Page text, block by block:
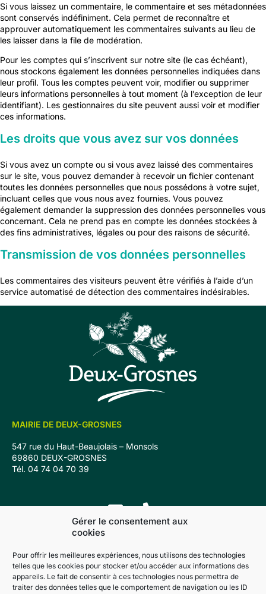
Gérer le consentement aux
cookies
Pour offrir les meilleures expériences, nous utilisons des technologies
telles que les cookies pour stocker et/ou accéder aux informations des
appareils. Le fait de consentir à ces technologies nous permettra de
traiter des données telles que le comportement de navigation ou les ID
Si vous laissez un commentaire, le commentaire et ses métadonnées
sont conservés indéfiniment. Cela permet de reconnaître et
approuver automatiquement les commentaires suivants au lieu de
les laisser dans la file de modération.
Pour les comptes qui s’inscrivent sur notre site (le cas échéant),
nous stockons également les données personnelles indiquées dans
leur profil. Tous les comptes peuvent voir, modifier ou supprimer
leurs informations personnelles à tout moment (à l’exception de leur
identifiant). Les gestionnaires du site peuvent aussi voir et modifier
ces informations.
Les droits que vous avez sur vos données
Si vous avez un compte ou si vous avez laissé des commentaires
sur le site, vous pouvez demander à recevoir un fichier contenant
toutes les données personnelles que nous possédons à votre sujet,
incluant celles que vous nous avez fournies. Vous pouvez
également demander la suppression des données personnelles vous
concernant. Cela ne prend pas en compte les données stockées à
des fins administratives, légales ou pour des raisons de sécurité.
Transmission de vos données personnelles
Les commentaires des visiteurs peuvent être vérifiés à l’aide d’un
service automatisé de détection des commentaires indésirables.
MAIRIE DE DEUX-GROSNES
547 rue du Haut-Beaujolais – Monsols
69860 DEUX-GROSNES
Tél. 04 74 04 70 39
Saint-Jacques-des-Arrêts
Saint-Mamert Trades